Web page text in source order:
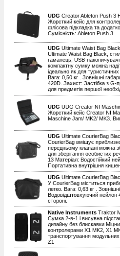
UDG Creator Ableton Push 3
Жорсткий кейс для
флісова підкладка та
Сумісність: Ableton Push 3
UDG Ultimate Waist Bag
Ultimate Waist Bag Black,
гаманець, USB-
компактну сумку можна
ідеально як для
Вага: 0,50 кг . Зовнішні
420D. Захист: Застібка з G-
для предметів першої
UDG UDG Creator NI
Жорсткий кейс Creator NI
Maschine Jam/ MK2/ MK3.
UDG Ultimate CourierBag
CourierBag вміщує
передньому клапані можна
для зберігання особистих
13 Матеріал: Водостійкий
Портативна внутрішня
UDG Ultimate CourierBag
У CourierBag міститься
легко. Вага: 0,63 кг .
Водовідштовхуючий нейлон
стороні.
Native Instruments Traktor
Сумка 2-в-1 і висувна
дизайну без блискавки
контролерами X1 MK2, X1
транспортування
Z1